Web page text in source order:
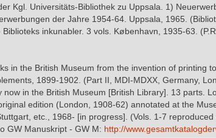
Kgl. Universitäts-Bibliothek zu Uppsala. 1)
der Jahre 1954-64. Uppsala, 1965.
inkunabler. 3 vols. København, 1935-63.
in the British Museum from the invention of printing
1899-1902. (Part II, MDI-MDXX, Germany,
in the British Museum [British Library]. 13 parts.
edition (London, 1908-62) annotated at the
etc., 1968- [in progress]. (Vols. 1-7
GW Manuskript - GW M: http:/​/​